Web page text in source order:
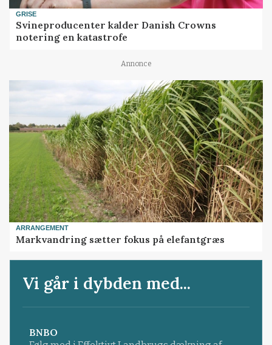
GRISE
Svineproducenter kalder Danish Crowns
notering en katastrofe
Annonce
ARRANGEMENT
Markvandring sætter fokus på elefantgræs
Vi går i dybden med...
BNBO